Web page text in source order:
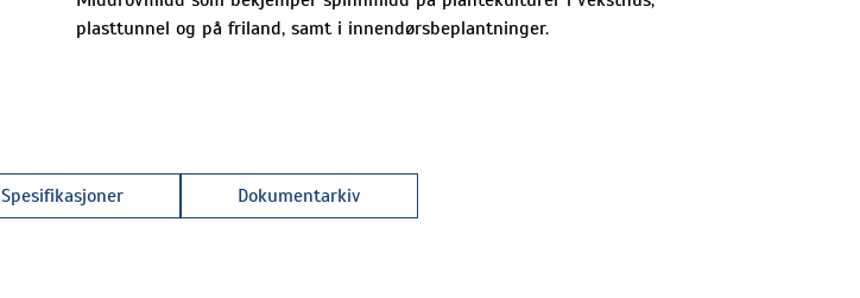
plasttunnel og på friland, samt i innendørsbeplantninger.
Spesifikasjoner Dokumentarkiv